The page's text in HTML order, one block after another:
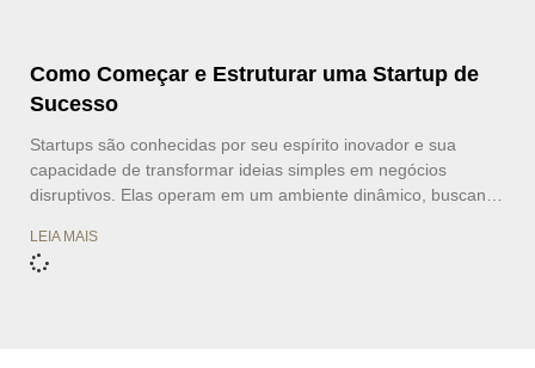
Como Começar e Estruturar uma Startup de
Sucesso
Startups são conhecidas por seu espírito inovador e sua
capacidade de transformar ideias simples em negócios
disruptivos. Elas operam em um ambiente dinâmico, buscando
atuais. Se você tem uma ideia de negócio e deseja lançá-la no
mercado, começar uma startup pode ser o caminho ideal.
LEIA MAIS